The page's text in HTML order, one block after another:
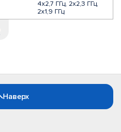
4х2,7 ГГц, 2х2,3 ГГц,
2х1,9 ГГц
Наверх